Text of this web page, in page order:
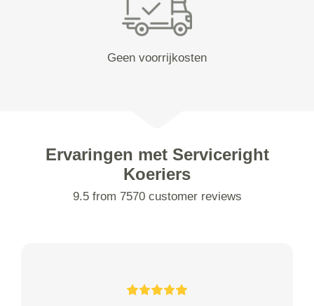
Geen voorrijkosten
Ervaringen met Serviceright
Koeriers
9.5 from 7570 customer reviews